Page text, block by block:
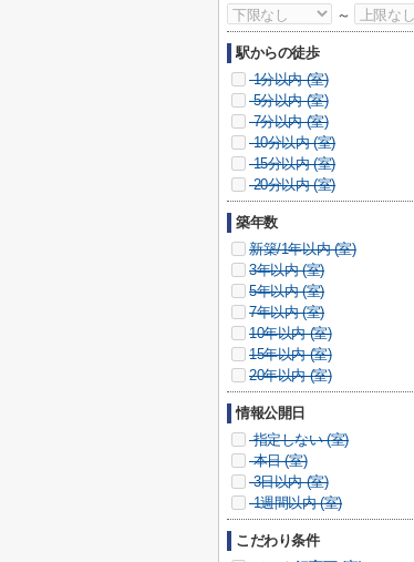
～
駅からの徒歩
1分以内 (室)
5分以内 (室)
7分以内 (室)
10分以内 (室)
15分以内 (室)
20分以内 (室)
築年数
新築/1年以内 (室)
3年以内 (室)
5年以内 (室)
7年以内 (室)
10年以内 (室)
15年以内 (室)
20年以内 (室)
情報公開日
指定しない (室)
本日 (室)
3日以内 (室)
1週間以内 (室)
こだわり条件